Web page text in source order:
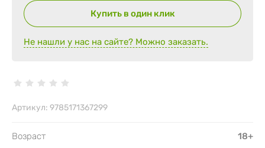
Купить в один клик
Не нашли у нас на сайте? Можно заказать.
Артикул: 9785171367299
Возраст 18+